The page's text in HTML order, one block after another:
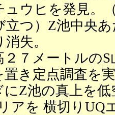
ュウヒを発見。
立つ）Z池中央
失。
２７メートルの
置き定点調査を
にZ池の真上を
アを 横切りUQ